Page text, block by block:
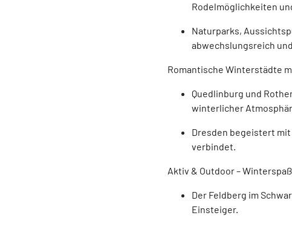
Rodelmöglichkeiten
Naturparks,
abwechslungsreich
Romantische Winterstädte
Quedlinburg und
winterlicher
Dresden begeistert
verbindet.
Aktiv & Outdoor –
Der Feldberg im
Einsteiger.